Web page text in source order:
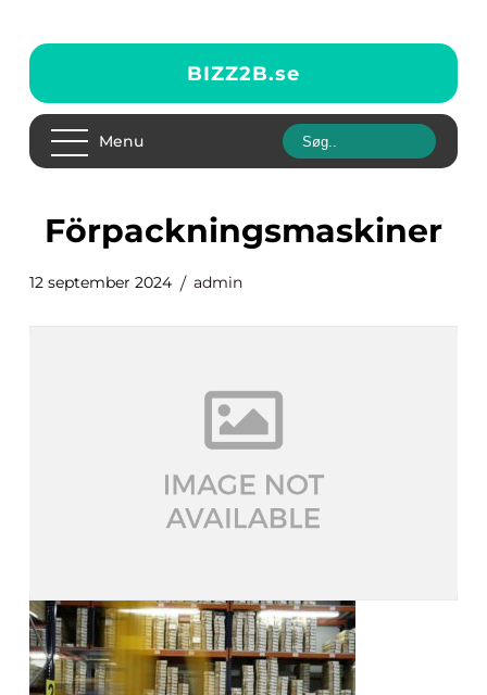
BIZZ2B.se
Menu
Förpackningsmaskiner
12 september 2024 admin